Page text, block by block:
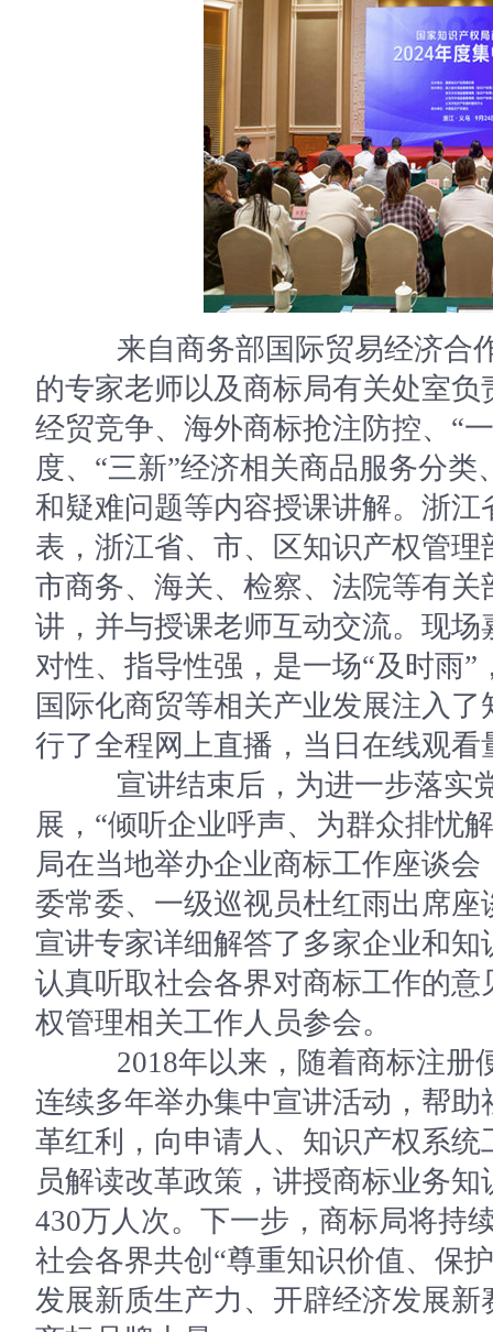
来自商务部国际贸易经济合
的专家老师以及商标局有关处室
经贸竞争、海外商标抢注防控、“
度、“三新”经济相关商品服务分
和疑难问题等内容授课讲解。浙
表，浙江省、市、区知识产权管
市商务、海关、检察、法院等有
讲，并与授课老师互动交流。现
对性、指导性强，是一场“及时雨
国际化商贸等相关产业发展注入
行了全程网上直播，当日在线观看
宣讲结束后，为进一步落实
展，“倾听企业呼声、为群众排忧
局在当地举办企业商标工作座谈
委常委、一级巡视员杜红雨出席
宣讲专家详细解答了多家企业和
认真听取社会各界对商标工作的
权管理相关工作人员参会。
2018年以来，随着商标注册
连续多年举办集中宣讲活动，帮
革红利，向申请人、知识产权系
员解读改革政策，讲授商标业务
430万人次。下一步，商标局将持
社会各界共创“尊重知识价值、保
发展新质生产力、开辟经济发展